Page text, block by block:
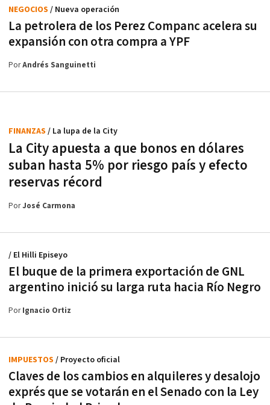
La petrolera de los Perez Companc acelera su
expansión con otra compra a YPF
NEGOCIOS / Nueva operación
PorAndrés Sanguinetti
La City apuesta a que bonos en dólares
suban hasta 5% por riesgo país y efecto
reservas récord
FINANZAS / La lupa de la City
PorJosé Carmona
El buque de la primera exportación de GNL
argentino inició su larga ruta hacia Río Negro
/ El Hilli Episeyo
PorIgnacio Ortiz
Claves de los cambios en alquileres y desalojo
exprés que se votarán en el Senado con la Ley
IMPUESTOS / Proyecto oficial